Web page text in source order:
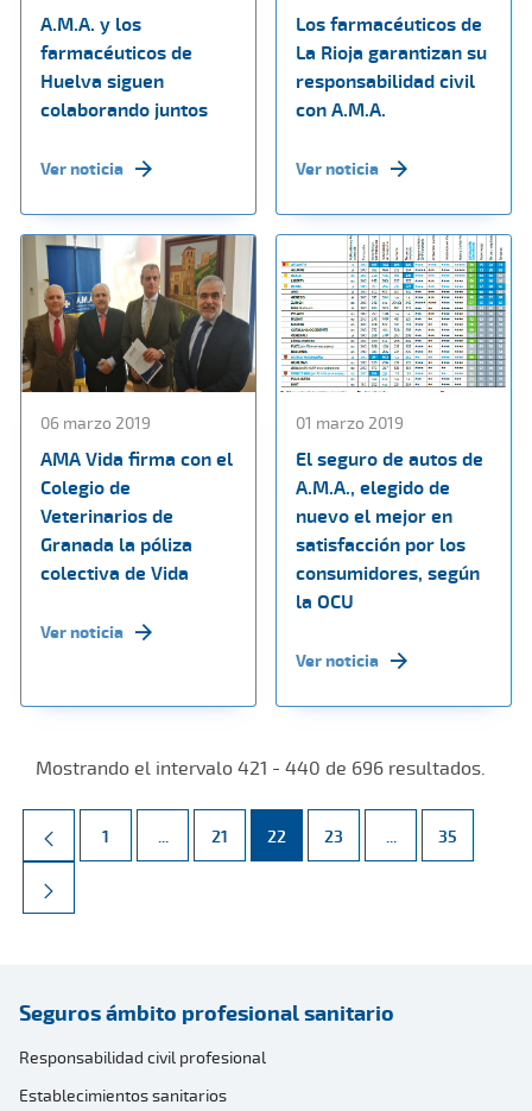
A.M.A. y los
farmacéuticos de
Huelva siguen
colaborando juntos
Ver noticia
Los farmacéuticos de
La Rioja garantizan su
responsabilidad civil
con A.M.A.
Ver noticia
06 marzo 2019
AMA Vida firma con el
Colegio de
Veterinarios de
Granada la póliza
colectiva de Vida
Ver noticia
01 marzo 2019
El seguro de autos de
A.M.A., elegido de
nuevo el mejor en
satisfacción por los
consumidores, según
la OCU
Ver noticia
Mostrando el intervalo 421 - 440 de 696 resultados.
Página
1 ... Páginas intermedias Use TAB para desplazarse.
Página
21 Página
22 Página
23 ... Páginas
Página
35
Seguros ámbito profesional sanitario
Responsabilidad civil profesional
Establecimientos sanitarios